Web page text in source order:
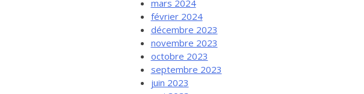
mars 2024
février 2024
décembre 2023
novembre 2023
octobre 2023
septembre 2023
juin 2023